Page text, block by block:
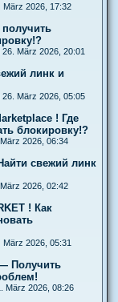
März 2026, 17:32
März 2026, 20:01
линк и
26. März 2026, 05:05
! Где
блокировку!?
2026, 06:34
свежий линк
2026, 02:42
! Как
März 2026, 05:31
Получить
März 2026, 08:26